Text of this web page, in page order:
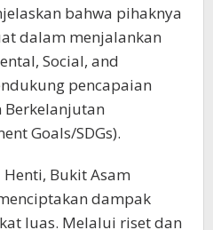
bahwa pihaknya
dalam menjalankan
Social, and
pencapaian
Berkelanjutan
Goals/SDGs).
Henti, Bukit Asam
dampak
luas. Melalui riset dan